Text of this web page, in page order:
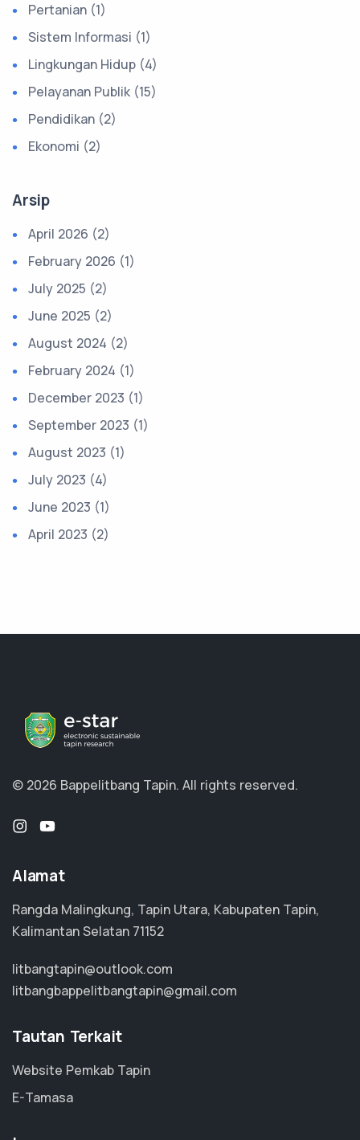
Pertanian (1)
Sistem Informasi (1)
Lingkungan Hidup (4)
Pelayanan Publik (15)
Pendidikan (2)
Ekonomi (2)
Arsip
April 2026 (2)
February 2026 (1)
July 2025 (2)
June 2025 (2)
August 2024 (2)
February 2024 (1)
December 2023 (1)
September 2023 (1)
August 2023 (1)
July 2023 (4)
June 2023 (1)
April 2023 (2)
© 2026 Bappelitbang Tapin. All rights reserved.
Alamat
Rangda Malingkung, Tapin Utara, Kabupaten Tapin,
Kalimantan Selatan 71152
litbangtapin@outlook.com
litbangbappelitbangtapin@gmail.com
Tautan Terkait
Website Pemkab Tapin
E-Tamasa